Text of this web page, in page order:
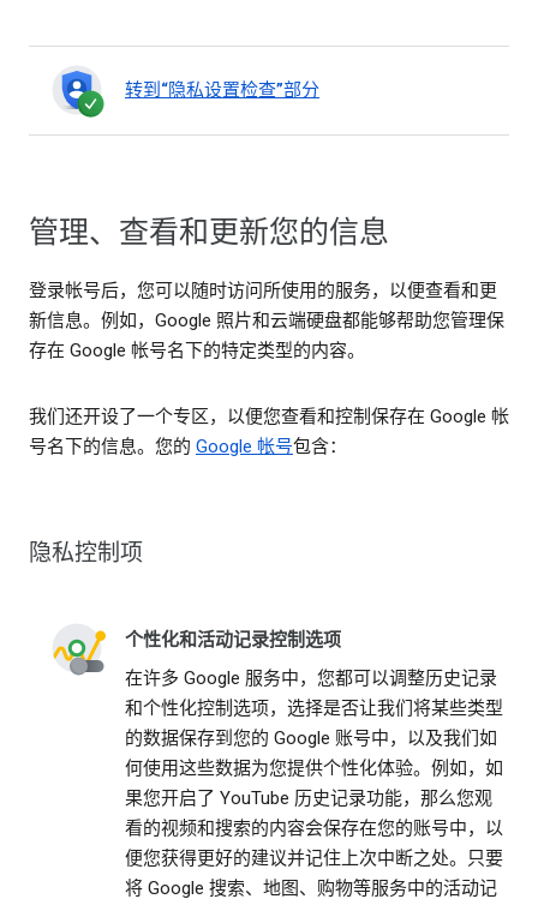
转到“隐私设置检查”部分
管理、查看和更新您的信息
登录帐号后，您可以随时访问所使用的服务，以便查看和更
新信息。例如，Google 照片和云端硬盘都能够帮助您管理保
存在 Google 帐号名下的特定类型的内容。
我们还开设了一个专区，以便您查看和控制保存在 Google 帐
号名下的信息。您的 Google 帐号包含：
隐私控制项
个性化和活动记录控制选项
在许多 Google 服务中，您都可以调整历史记录
和个性化控制选项，选择是否让我们将某些类型
的数据保存到您的 Google 账号中，以及我们如
何使用这些数据为您提供个性化体验。例如，如
果您开启了 YouTube 历史记录功能，那么您观
看的视频和搜索的内容会保存在您的账号中，以
便您获得更好的建议并记住上次中断之处。只要
将 Google 搜索、地图、购物等服务中的活动记